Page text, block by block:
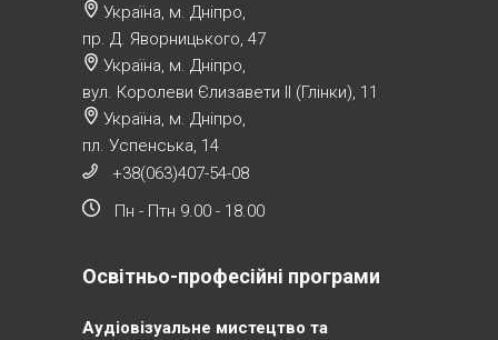
Україна, м. Дніпро,
пр. Д. Яворницького, 47
Україна, м. Дніпро,
вул. Королеви Єлизавети ІІ (Глінки), 11
Україна, м. Дніпро,
пл. Успенська, 14
+38(063)407-54-08
Пн - Птн 9.00 - 18.00
Освітньо-професійні програми
Аудіовізуальне мистецтво та